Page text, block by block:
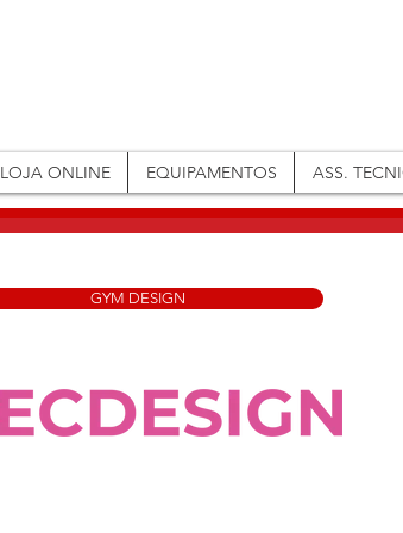
LOJA ONLINE EQUIPAMENTOS ASS.
GYM DESIGN